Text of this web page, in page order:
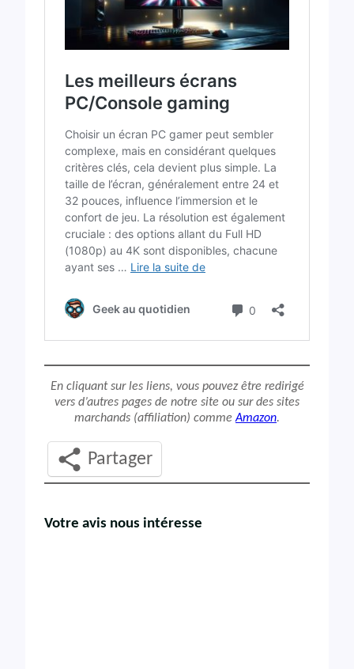
En cliquant sur les liens, vous pouvez être redirigé
vers d’autres pages de notre site ou sur des sites
marchands (affiliation) commeAmazon.
Partager
Votre avis nous intéresse